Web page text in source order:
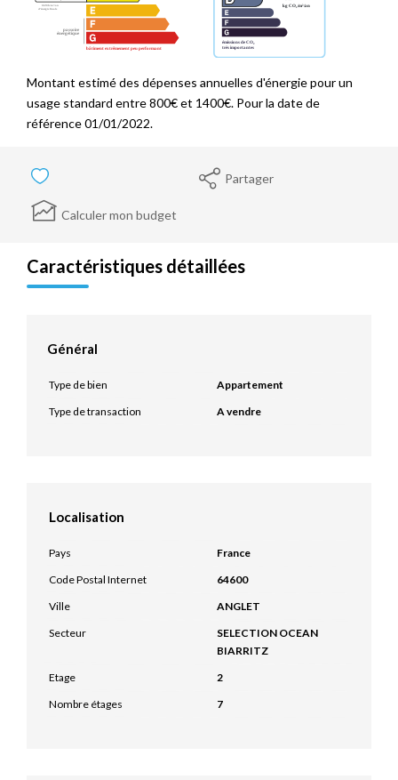
Montant estimé des dépenses annuelles d'énergie pour un
usage standard entre 800€ et 1400€. Pour la date de
référence 01/01/2022.
Partager
Calculer mon budget
Caractéristiques détaillées
Général
Type de bien
Appartement
Type de transaction
A vendre
Localisation
Pays
France
Code Postal Internet
64600
Ville
ANGLET
Secteur
SELECTION OCEAN
BIARRITZ
Etage
2
Nombre étages
7